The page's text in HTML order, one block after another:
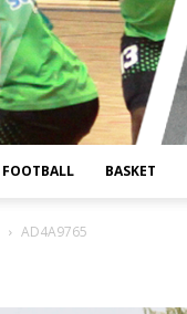
FOOTBALL BASKET
AD4A9765